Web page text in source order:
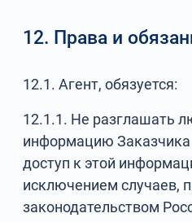
12. Права и
12.1. Агент, обязуется:
12.1.1. Не разглашать
информацию Заказчика
доступ к этой
исключением случаев,
законодательством